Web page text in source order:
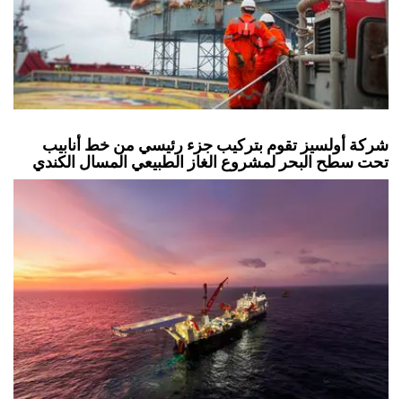
شركة أولسيز تقوم بتركيب جزء رئيسي من خط أنابيب
تحت سطح البحر لمشروع الغاز الطبيعي المسال الكندي